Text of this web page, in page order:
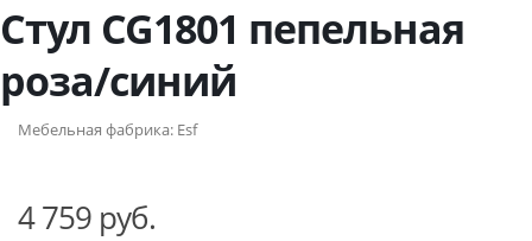
Стул CG1801 пепельная
роза/синий
Мебельная фабрика: Esf
4 759 руб.